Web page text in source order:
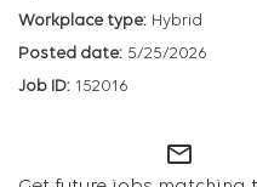
Hybrid
5/25/2026
152016
mail_outline